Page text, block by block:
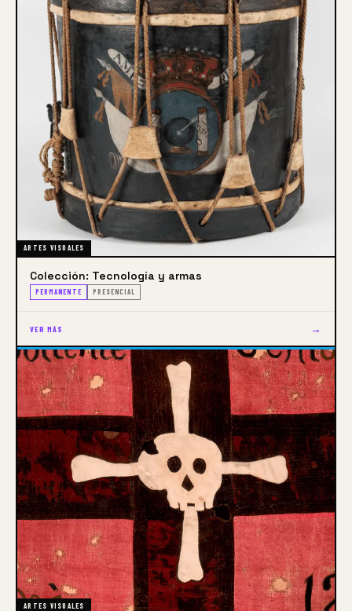
ARTES VISUALES
Colección: Tecnología y armas
PERMANENTE PRESENCIAL
VER MÁS →
ARTES VISUALES